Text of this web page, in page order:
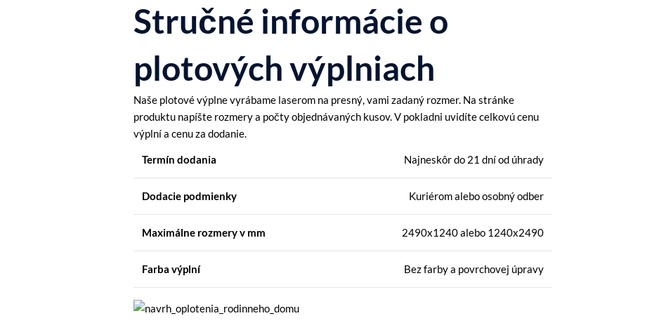
Stručné informácie o
plotových výplniach
Naše plotové výplne vyrábame laserom na presný, vami zadaný rozmer. Na stránke
produktu napíšte rozmery a počty objednávaných kusov. V pokladni uvidíte celkovú cenu
výplní a cenu za dodanie.
Termín dodania Najneskôr do 21 dní od úhrady
Dodacie podmienky Kuriérom alebo osobný odber
Maximálne rozmeryv mm 2490x1240 alebo 1240x2490
Farba výplní Bez farby a povrchovej úpravy